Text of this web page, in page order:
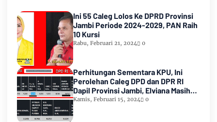
Ini 55 Caleg Lolos Ke DPRD Provinsi
Jambi Periode 2024-2029, PAN Raih
10 Kursi
Rabu, Februari 21, 2024 0
Perhitungan Sementara KPU, Ini
Perolehan Caleg DPD dan DPR RI
Dapil Provinsi Jambi, Elviana Masih
Urutan Kedua Teratas
Kamis, Februari 15, 2024 0